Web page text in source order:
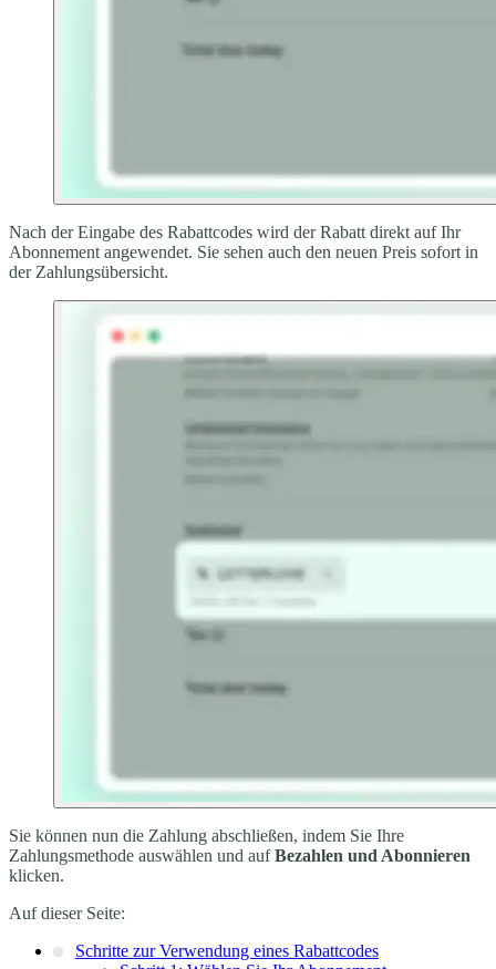
Nach der Eingabe des Rabattcodes wird der Rabatt direkt auf Ihr
Abonnement angewendet. Sie sehen auch den neuen Preis sofort in
der Zahlungsübersicht.
Sie können nun die Zahlung abschließen, indem Sie Ihre
Zahlungsmethode auswählen und aufBezahlen und Abonnieren
klicken.
Auf dieser Seite:
Schritte zur Verwendung eines Rabattcodes